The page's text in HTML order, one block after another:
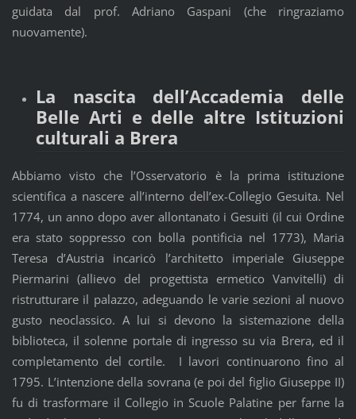
guidata dal prof. Adriano Gaspani (che ringraziamo
nuovamente).
La nascita dell’Accademia delle
Belle Arti e delle altre Istituzioni
culturali a Brera
Abbiamo visto che l’Osservatorio è la prima istituzione
scientifica a nascere all’interno dell’ex-Collegio Gesuita. Nel
1774, un anno dopo aver allontanato i Gesuiti (il cui Ordine
era stato soppresso con bolla pontificia nel 1773), Maria
Teresa d’Austria incaricò l’architetto imperiale Giuseppe
Piermarini (allievo del progettista ermetico Vanvitelli) di
ristrutturare il palazzo, adeguando le varie sezioni al nuovo
gusto neoclassico. A lui si devono la sistemazione della
biblioteca, il solenne portale di ingresso su via Brera, ed il
completamento del cortile. I lavori continuarono fino al
1795. L’intenzione della sovrana (e poi del figlio Giuseppe II)
fu di trasformare il Collegio in Scuole Palatine per farne la